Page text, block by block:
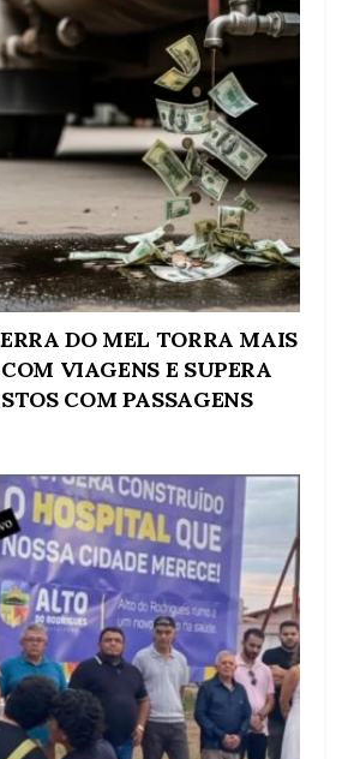
DO MEL TORRA MAIS
VIAGENS E SUPERA
COM PASSAGENS